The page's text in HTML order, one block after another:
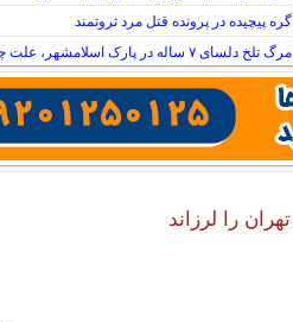
گره پیچیده در پرونده قتل مرد ثروتمند
مرگ تلخ دلسای ۷ ساله در پارک اسلامشهر، علت چیست؟